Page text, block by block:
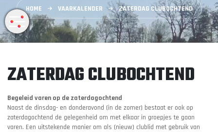
HOME VAARKALENDER ZATERDAG CLUBOCHTEND
ZATERDAG CLUBOCHTEND
Begeleid varen op de zaterdagochtend
Naast de dinsdag- en donderavond (in de zomer) bestaat er ook op
zaterdagochtend de gelegenheid om met elkaar in groepjes te gaan
varen. Een uitstekende manier om als (nieuw) clublid met gebruik van